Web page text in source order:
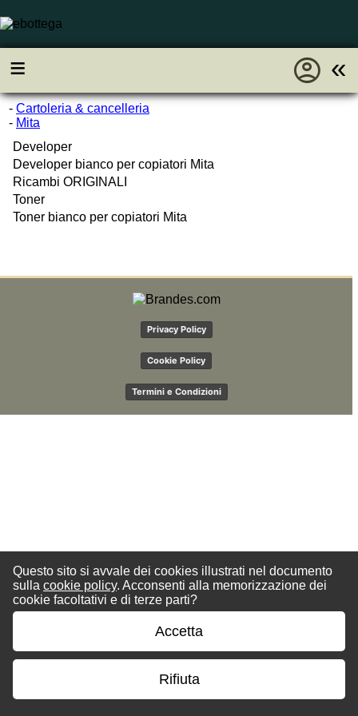
Questo sito si avvale dei cookies illustrati nel documento
sulla cookie policy. Acconsenti alla memorizzazione dei
cookie facoltativi e di terze parti?
Accetta
Rifiuta
≡ «
account_circle
- Cartoleria & cancelleria
- Mita
Developer
Developer bianco per copiatori Mita
Ricambi ORIGINALI
Toner
Toner bianco per copiatori Mita
Privacy Policy
Cookie Policy
Termini e Condizioni